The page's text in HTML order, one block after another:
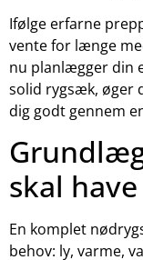
Ifølge erfarne
vente for længe
nu planlægger din
solid rygsæk, øger
dig godt gennem
skal
En komplet
behov: ly, varme,